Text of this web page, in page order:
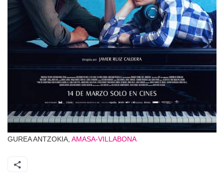
GUREA ANTZOKIA, AMASA-VILLABONA